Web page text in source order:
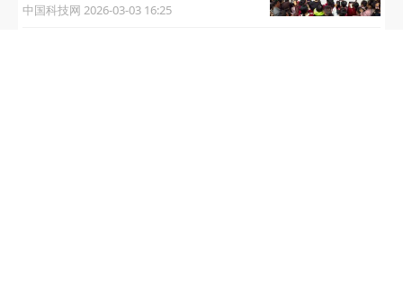
中国科技网 2026-03-03 16:25